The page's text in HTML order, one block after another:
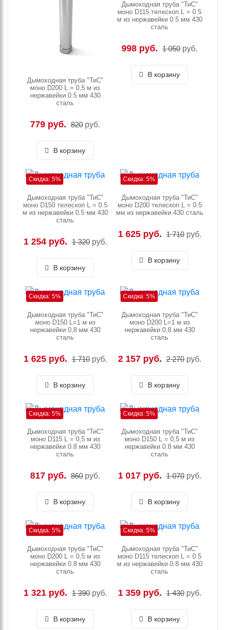
Дымоходная труба "ТиС"
моно D200 L = 0,5 м из
нержавейки 0.5 мм 430
сталь
779 руб. 820 руб.
В корзину
Дымоходная труба "ТиС"
моно D115 телескоп L = 0.5
м из нержавейки 0.5 мм 430
сталь
998 руб. 1 050 руб.
В корзину
Скидка: 5%
Дымоходная труба "ТиС"
моно D150 телескоп L = 0.5
м из нержавейки 0.5 мм 430
сталь
1 254 руб. 1 320 руб.
В корзину
Скидка: 5%
Дымоходная труба "ТиС"
моно D200 телескоп L = 0.5
мм из нержавейки 430 сталь
1 625 руб. 1 710 руб.
В корзину
Скидка: 5%
Дымоходная труба "ТиС"
моно D150 L=1 м из
нержавейки 0,8 мм 430
сталь
1 625 руб. 1 710 руб.
В корзину
Скидка: 5%
Дымоходная труба "ТиС"
моно D200 L=1 м из
нержавейки 0,8 мм 430
сталь
2 157 руб. 2 270 руб.
В корзину
Скидка: 5%
Дымоходная труба "ТиС"
моно D115 L = 0,5 м из
нержавейки 0.8 мм 430
сталь
817 руб. 860 руб.
В корзину
Скидка: 5%
Дымоходная труба "ТиС"
моно D150 L = 0,5 м из
нержавейки 0.8 мм 430
сталь
1 017 руб. 1 070 руб.
В корзину
Скидка: 5%
Дымоходная труба "ТиС"
моно D200 L = 0,5 м из
нержавейки 0.8 мм 430
сталь
1 321 руб. 1 390 руб.
В корзину
Скидка: 5%
Дымоходная труба "ТиС"
моно D115 телескоп L = 0.5
м из нержавейки 0.8 мм 430
сталь
1 359 руб. 1 430 руб.
В корзину